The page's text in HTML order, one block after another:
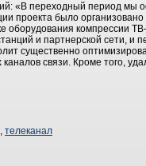
«В переходный период мы
проекта было
оборудования компрессии
и партнерской сети, и
существенно
связи. Кроме того,
, телеканал